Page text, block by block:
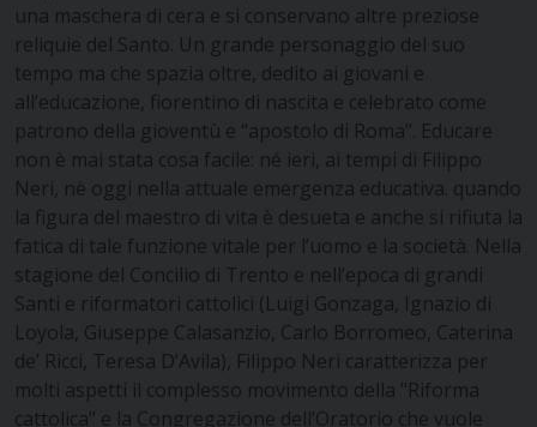
una maschera di cera e si conservano altre preziose
reliquie del Santo. Un grande personaggio del suo
tempo ma che spazia oltre, dedito ai giovani e
all’educazione, fiorentino di nascita e celebrato come
patrono della gioventù e “apostolo di Roma”. Educare
non è mai stata cosa facile: né ieri, ai tempi di Filippo
Neri, nè oggi nella attuale emergenza educativa. quando
la figura del maestro di vita è desueta e anche si rifiuta la
fatica di tale funzione vitale per l’uomo e la società. Nella
stagione del Concilio di Trento e nell’epoca di grandi
Santi e riformatori cattolici (Luigi Gonzaga, Ignazio di
Loyola, Giuseppe Calasanzio, Carlo Borromeo, Caterina
de’ Ricci, Teresa D’Avila), Filippo Neri caratterizza per
molti aspetti il complesso movimento della "Riforma
cattolica" e la Congregazione dell’Oratorio che vuole